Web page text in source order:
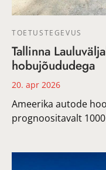
TOETUSTEGEVUS
Tallinna
hobujõududega
20. apr 2026
Ameerika autode
prognoositavalt